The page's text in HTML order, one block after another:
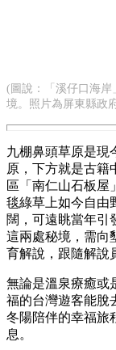
(圖說：「溪仔口海
境。照片為屏東縣政
九棚鼻頭草原是現
原，下方就是古籍
區「南仁山石板屋
毯綠草上如今自由
闊，可遠眺當年引
這兩處秘境，需向
育解說，跟隨解說
無論是溫泉療癒或
福的台灣遊客能脫
冬陽陪伴的幸福旅
息。